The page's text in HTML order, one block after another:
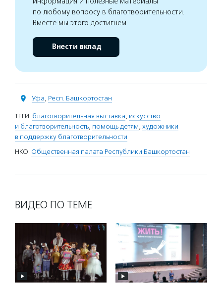
по любому вопросу в благотворительности.
Вместе мы этого достигнем
Внести вклад
Уфа, Респ. Башкортостан
ТЕГИ: благотворительная выставка, искусство
и благотворительность, помощь детям, художники
в поддержку благотворительности
НКО: Общественная палата Республики Башкортостан
ВИДЕО ПО ТЕМЕ